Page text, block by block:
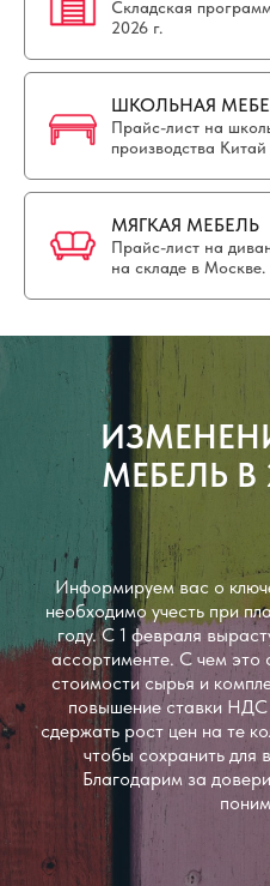
Складская
2026 г.
ШКОЛЬНАЯ
Прайс-лист на
производства
МЯГКАЯ МЕБЕЛЬ
Прайс-лист на
на складе в Москве.
МЕБЕЛЬ В
Информируем вас о
необходимо учесть при
году. С 1 февраля
ассортименте. С чем это
стоимости сырья и
повышение ставки
сдержать рост цен на те
чтобы сохранить для
Благодарим за